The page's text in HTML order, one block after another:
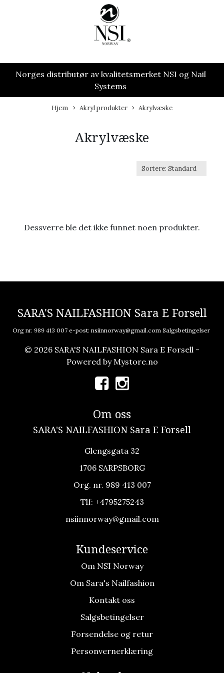
Norges distributør av kvalitetsmerket NSI og Nail
Systems
Hjem Akryl produkter Akrylvæske
Akrylvæske
Dessverre ble det ikke funnet noen produkter.
SARA'S NAILFASHION Sara E Forsell
Org nr. 989 413 007 e-post: nsiinnorway@gmail.com Salgsbetingelser
© 2026 SARA'S NAILFASHION Sara E Forsell -
Powered by Mystore.no
Om oss
SARA'S NAILFASHION Sara E Forsell
Glengsgata 32
1706 SARPSBORG
Org. nr. 989 413 007
Tlf: +4795275243
nsiinnorway@gmail.com
Kundeservice
Om NSI Norway
Om Sara's Nailfashion
Kontakt oss
Salgsbetingelser
Forsendelse og retur
Personvernerklæring